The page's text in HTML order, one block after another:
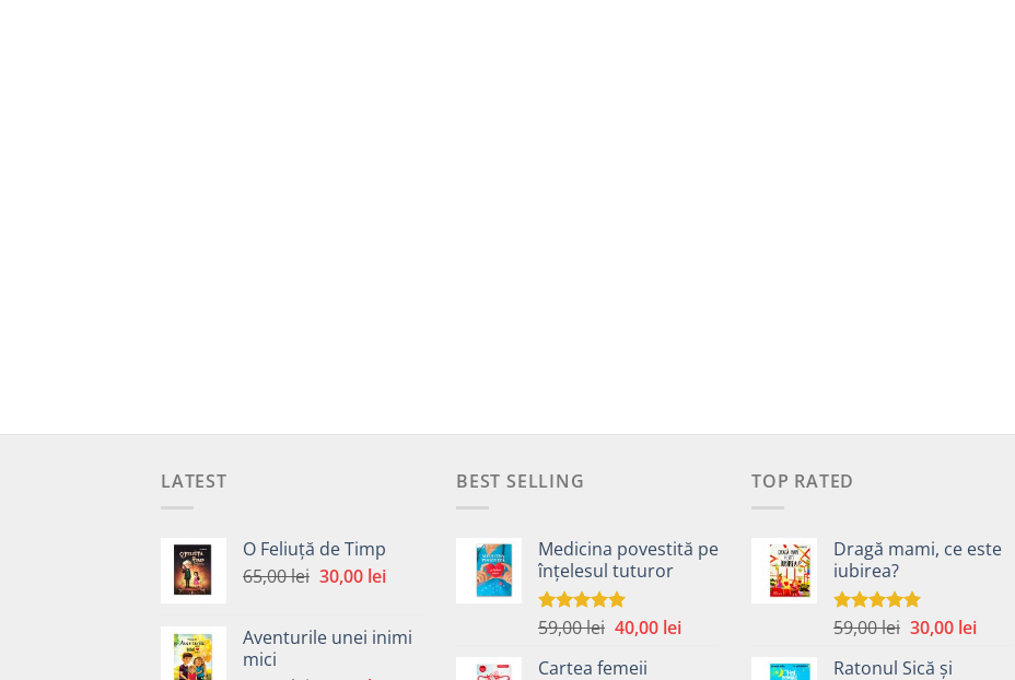
LATEST
O Feliuță de Timp
65,00lei Prețul
fost:
30,00 leiPrețul
30,00 lei.
Aventurile unei inimi
mici
BEST SELLING
Medicina povestită pe
înțelesul tuturor
Evaluat la
59,00lei Prețul
a
40,00 leiPrețul
Cartea femeii
TOP RATED
Dragă mami, ce este
iubirea?
Evaluat la
59,00lei Prețul
a
30,00 leiPrețul
Ratonul Sică și